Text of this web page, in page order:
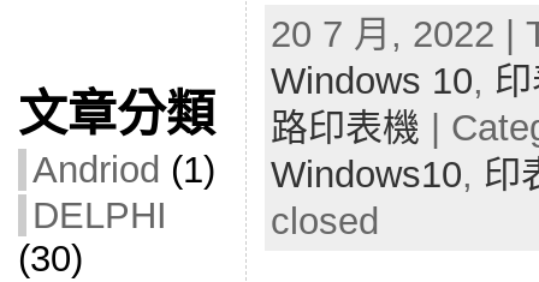
文章分類
Andriod (1)
DELPHI
(30)
20 7 月, 2022 |
Windows 10,
路印表機 |
Windows10, 印
closed